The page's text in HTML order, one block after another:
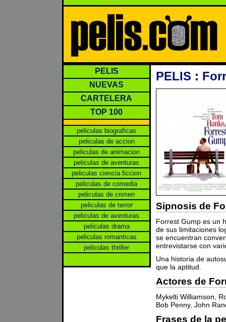
PELIS
NUEVAS
CARTELERA
TOP 100
peliculas biograficas
peliculas de accion
peliculas de animacion
peliculas de aventuras
peliculas ciencia ficcion
peliculas de comedia
peliculas de crimen
peliculas de terror
peliculas de aventuras
peliculas drama
peliculas romanticas
peliculas thriller
PELIS :
Sipnosis de
Forrest Gump es un
de sus limitaciones
se encuentran
entrevistarse con
Una historia de
que la aptitud.
Actores de
Mykelti Williamson,
Bob Penny, John
Frases de la